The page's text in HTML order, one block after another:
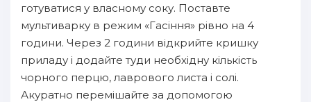
готуватися у власному соку. Поставте
мультиварку в режим «Гасіння» рівно на 4
години. Через 2 години відкрийте кришку
приладу і додайте туди необхідну кількість
чорного перцю, лаврового листа і солі.
Акуратно перемішайте за допомогою